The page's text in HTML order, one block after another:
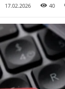
17.02.2026 40